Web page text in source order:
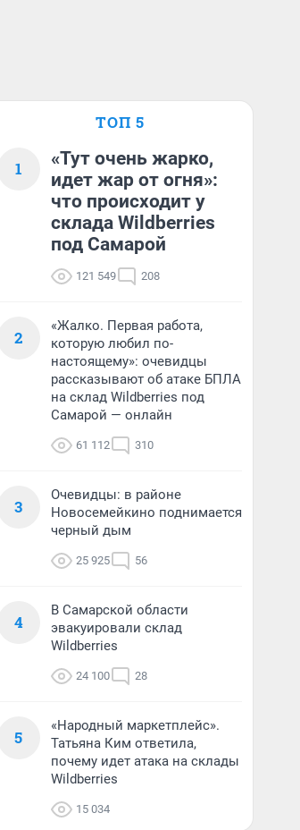
ТОП 5
1
«Тут очень жарко,
идет жар от огня»:
что происходит у
склада Wildberries
под Самарой
121 549 208
2
«Жалко. Первая работа,
которую любил по-
настоящему»: очевидцы
рассказывают об атаке БПЛА
на склад Wildberries под
Самарой — онлайн
61 112 310
3
Очевидцы: в районе
Новосемейкино поднимается
черный дым
25 925 56
4
В Самарской области
эвакуировали склад
Wildberries
24 100 28
5
«Народный маркетплейс».
Татьяна Ким ответила,
почему идет атака на склады
Wildberries
15 034